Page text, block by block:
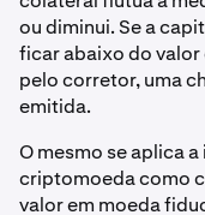
ou diminui. Se a
ficar abaixo do
pelo corretor, uma
emitida.
O mesmo se aplica
criptomoeda como
valor em moeda